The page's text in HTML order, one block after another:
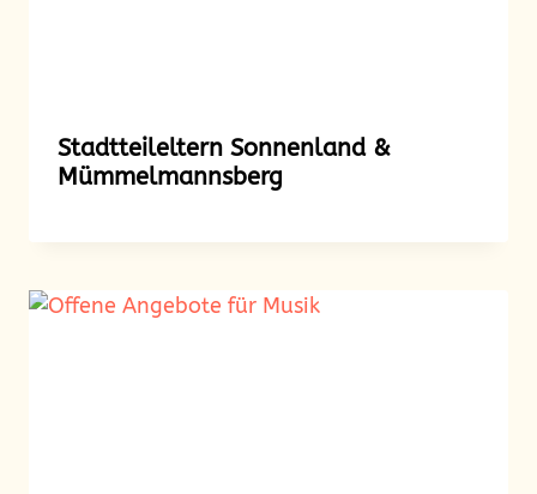
Stadtteileltern Sonnenland &
Mümmelmannsberg